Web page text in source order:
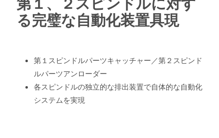
る完璧な自動化装置具現
第１スピンドルパーツキャッチャー／第２スピンド
ルパーツアンローダー
各スピンドルの独立的な排出装置で自体的な自動化
システムを実現